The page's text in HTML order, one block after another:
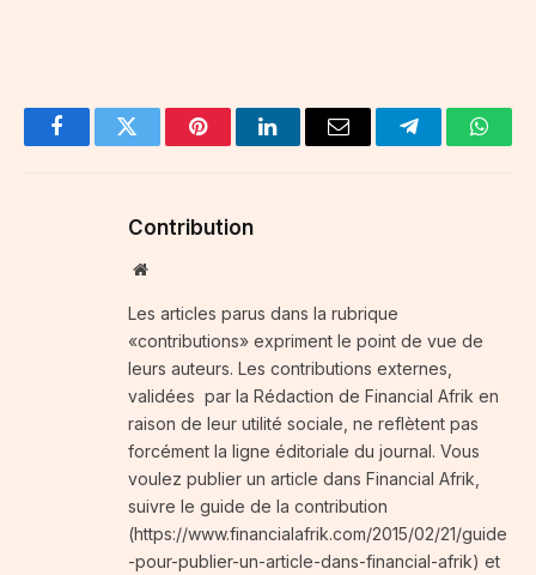
FacebookTwitter PinterestLinkedInEmail Telegram
Contribution
Website
Les articles parus dans la rubrique
«contributions» expriment le point de vue de
leurs auteurs. Les contributions externes,
validées par la Rédaction de Financial Afrik en
raison de leur utilité sociale, ne reflètent pas
forcément la ligne éditoriale du journal. Vous
voulez publier un article dans Financial Afrik,
suivre le guide de la contribution
(https://www.financialafrik.com/2015/02/21/guide
-pour-publier-un-article-dans-financial-afrik) et